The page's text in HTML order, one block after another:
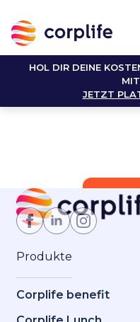
HOL DIR DEINE
JETZT
Jetzt
Produkte
Corplife benefit